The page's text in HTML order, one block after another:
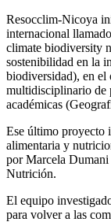
Resocclim-Nicoya
internacional
climate biodiversity
sostenibilidad en la
biodiversidad), en
multidisciplinario de
académicas
Ese último proyecto
alimentaria y
por Marcela
Nutrición.
El equipo
para volver a las